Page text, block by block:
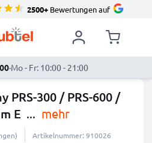
2500+Bewertungen auf
·Mo - Fr: 10:00 - 21:00
PRS-300 / PRS-600 /
E ... mehr
Artikelnummer: 910026